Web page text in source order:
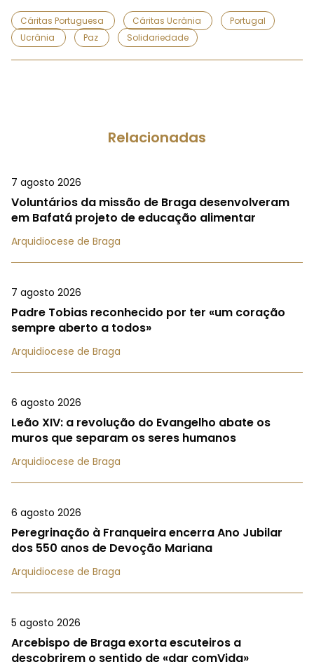
Cáritas Portuguesa Cáritas Ucrânia
Portugal
Ucrânia
Paz Solidariedade
Relacionadas
7 agosto 2026
Voluntários da missão de Braga desenvolveram
em Bafatá projeto de educação alimentar
Arquidiocese de Braga
7 agosto 2026
Padre Tobias reconhecido por ter «um coração
sempre aberto a todos»
Arquidiocese de Braga
6 agosto 2026
Leão XIV: a revolução do Evangelho abate os
muros que separam os seres humanos
Arquidiocese de Braga
6 agosto 2026
Peregrinação à Franqueira encerra Ano Jubilar
dos 550 anos de Devoção Mariana
Arquidiocese de Braga
5 agosto 2026
Arcebispo de Braga exorta escuteiros a
descobrirem o sentido de «dar comVida»